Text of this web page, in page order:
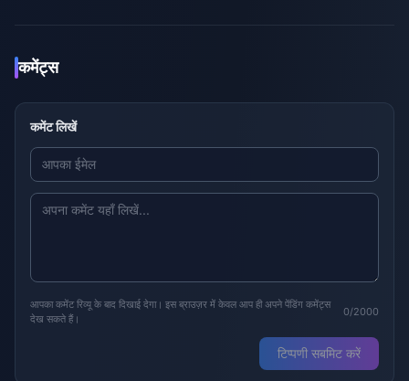
कमेंट्स
कमेंट लिखें
आपका कमेंट रिव्यू के बाद दिखाई देगा। इस ब्राउज़र में केवल आप ही अपने पेंडिंग कमेंट्स
देख सकते हैं।
0/2000
टिप्पणी सबमिट करें